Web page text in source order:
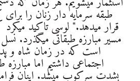
طبقه سرمایه دار زنان را
قرار میدهد." لوسی تاکید
مسیر مبارزه طبقاتی میگذرد.
است که در زمان شاه و
اجتماعی داشتیم اما
بشدت سرکوب میشد. اینان